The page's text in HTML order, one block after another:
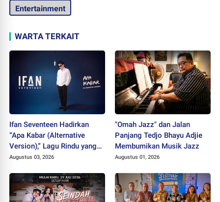
Entertainment
WARTA TERKAIT
Ifan Seventeen Hadirkan
“Apa Kabar (Alternative
Version),” Lagu Rindu yang
Belum Usai
Augustus 03, 2026
"Omah Jazz" dan Jalan
Panjang Tedjo Bhayu Adjie
Membumikan Musik Jazz
Augustus 01, 2026